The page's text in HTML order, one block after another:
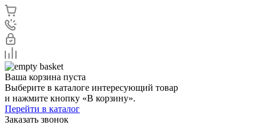
Ваша корзина пуста
Выберите в каталоге интересующий товар
и нажмите кнопку «В корзину».
Перейти в каталог
Заказать звонок